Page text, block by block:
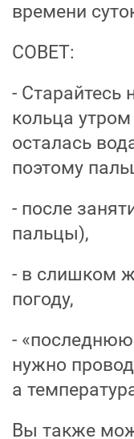
времени
СОВЕТ:
- Старайтесь
кольца
осталась
поэтому
- после
пальцы),
- в слишком
погоду,
-
нужно
а
Вы также